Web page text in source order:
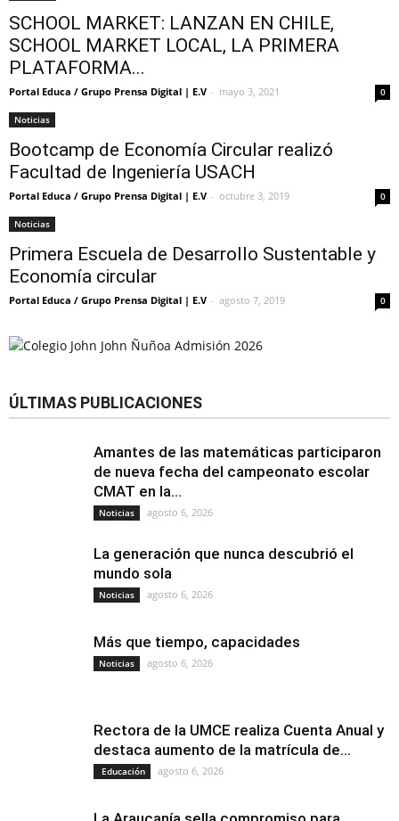
SCHOOL MARKET: LANZAN EN CHILE,
SCHOOL MARKET LOCAL, LA PRIMERA
PLATAFORMA...
Portal Educa / Grupo Prensa Digital | E.V - mayo 3, 2021 0
Noticias
Bootcamp de Economía Circular realizó
Facultad de Ingeniería USACH
Portal Educa / Grupo Prensa Digital | E.V - octubre 3, 2019 0
Noticias
Primera Escuela de Desarrollo Sustentable y
Economía circular
Portal Educa / Grupo Prensa Digital | E.V - agosto 7, 2019 0
ÚLTIMAS PUBLICACIONES
Amantes de las matemáticas participaron
de nueva fecha del campeonato escolar
CMAT en la...
Noticias agosto 6, 2026
La generación que nunca descubrió el
mundo sola
Noticias agosto 6, 2026
Más que tiempo, capacidades
Noticias agosto 6, 2026
Rectora de la UMCE realiza Cuenta Anual y
destaca aumento de la matrícula de...
Educación agosto 6, 2026